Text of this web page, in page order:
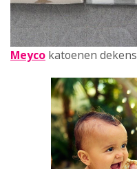
Meyco katoenen dekens